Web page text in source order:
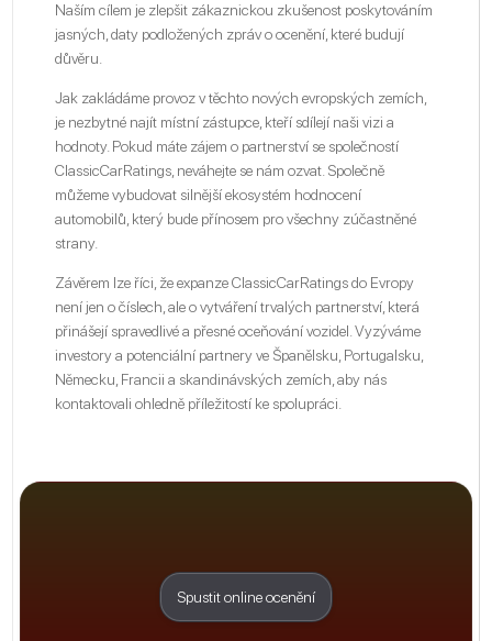
Naším cílem je zlepšit zákaznickou zkušenost poskytováním
jasných, daty podložených zpráv o ocenění, které budují
důvěru.
Jak zakládáme provoz v těchto nových evropských zemích,
je nezbytné najít místní zástupce, kteří sdílejí naši vizi a
hodnoty. Pokud máte zájem o partnerství se společností
ClassicCarRatings, neváhejte se nám ozvat. Společně
můžeme vybudovat silnější ekosystém hodnocení
automobilů, který bude přínosem pro všechny zúčastněné
strany.
Závěrem lze říci, že expanze ClassicCarRatings do Evropy
není jen o číslech, ale o vytváření trvalých partnerství, která
přinášejí spravedlivé a přesné oceňování vozidel. Vyzýváme
investory a potenciální partnery ve Španělsku, Portugalsku,
Německu, Francii a skandinávských zemích, aby nás
kontaktovali ohledně příležitostí ke spolupráci.
Spustit online ocenění